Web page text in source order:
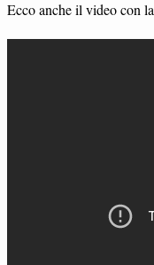
Ecco anche il video con la